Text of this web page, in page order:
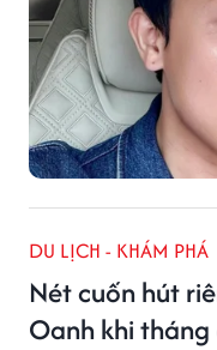
DU LỊCH - KHÁM PHÁ
Nét cuốn hút
Oanh khi tháng